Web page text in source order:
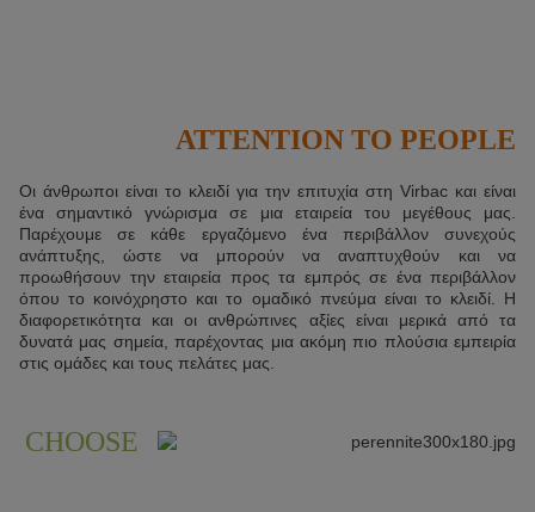
ATTENTION TO PEOPLE
Οι άνθρωποι είναι το κλειδί για την επιτυχία στη Virbac και είναι
ένα σημαντικό γνώρισμα σε μια εταιρεία του μεγέθους μας.
Παρέχουμε σε κάθε εργαζόμενο ένα περιβάλλον συνεχούς
ανάπτυξης, ώστε να μπορούν να αναπτυχθούν και να
προωθήσουν την εταιρεία προς τα εμπρός σε ένα περιβάλλον
όπου το κοινόχρηστο και το ομαδικό πνεύμα είναι το κλειδί. Η
διαφορετικότητα και οι ανθρώπινες αξίες είναι μερικά από τα
δυνατά μας σημεία, παρέχοντας μια ακόμη πιο πλούσια εμπειρία
στις ομάδες και τους πελάτες μας.
CHOOSE